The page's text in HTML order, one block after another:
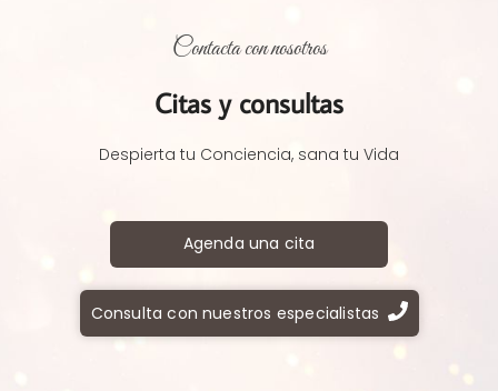
Contacta con nosotros
Citas y consultas
Despierta tu Conciencia, sana tu Vida
Agenda una cita
Consulta con nuestros especialistas